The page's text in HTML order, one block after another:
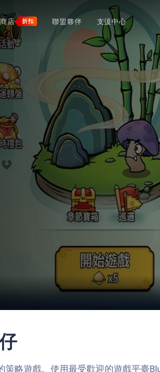
商店 折扣 聯盟夥伴 支援中心
略遊戲。使用最受歡迎的遊戲平臺